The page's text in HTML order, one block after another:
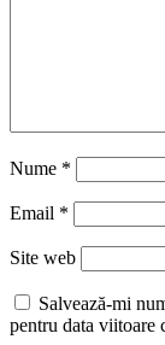
Nume *
Email *
Site web
Salvează-mi
pentru data viitoare